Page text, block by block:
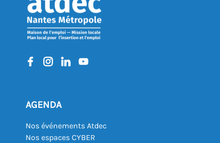
AGENDA
Nos événements Atdec
Nos espaces CYBER